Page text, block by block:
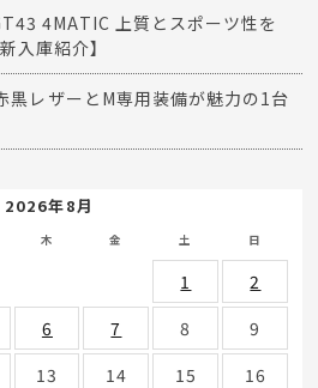
4MATIC 上質とスポーツ性を
入庫紹介】
レザーとM専用装備が魅力の1台
2026年8月
木 金 土 日
1
2
6 7 8
9
13 14 15
16